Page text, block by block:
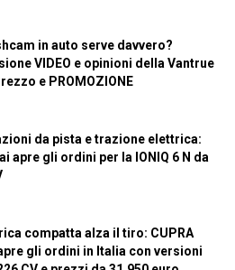
in auto serve davvero?
VIDEO e opinioni della Vantrue
e PROMOZIONE
da pista e trazione elettrica:
apre gli ordini per la IONIQ 6 N da
compatta alza il tiro: CUPRA
gli ordini in Italia con versioni